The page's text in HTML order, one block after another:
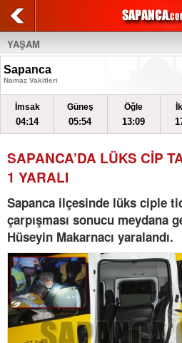
YAŞAM
Sapanca
Namaz Vakitleri
İmsak
04:14
Güneş
05:54
Öğle
13:09
SAPANCA’DA LÜKS CİP
1 YARALI
Sapanca ilçesinde lüks ciple
çarpışması sonucu meydana
Hüseyin Makarnacı yaralandı.